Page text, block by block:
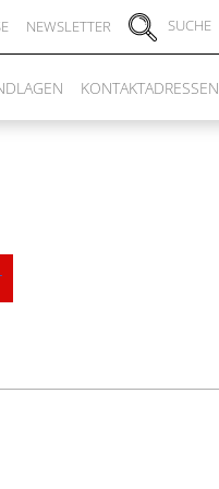
NEWSLETTER SUCHE
KONTAKTADRESSEN